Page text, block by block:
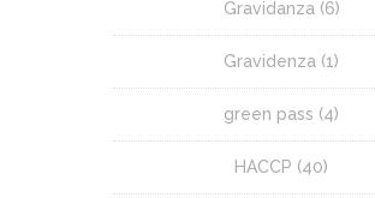
Gravidanza (6)
Gravidenza (1)
green pass (4)
HACCP (40)